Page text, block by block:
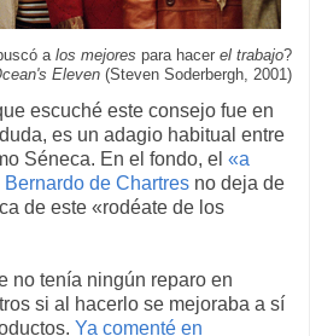
a los mejores para hacer el trabajo?
Eleven (Steven Soderbergh, 2001)
escuché este consejo fue en
es un adagio habitual entre
Séneca. En el fondo, el «a
de Chartres no deja de
de este «rodéate de los
no tenía ningún reparo en
si al hacerlo se mejoraba a sí
Ya comenté en